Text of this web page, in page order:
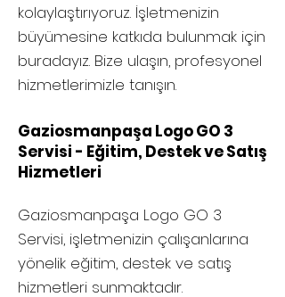
kolaylaştırıyoruz. İşletmenizin
büyümesine katkıda bulunmak için
buradayız. Bize ulaşın, profesyonel
hizmetlerimizle tanışın.
Gaziosmanpaşa Logo GO 3
Servisi - Eğitim, Destek ve Satış
Hizmetleri
Gaziosmanpaşa Logo GO 3
Servisi, işletmenizin çalışanlarına
yönelik eğitim, destek ve satış
hizmetleri sunmaktadır.